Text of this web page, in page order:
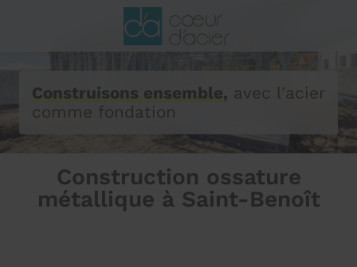
Construisons ensemble, avec l'acier
comme fondation
Construction ossature
métallique à Saint-Benoît